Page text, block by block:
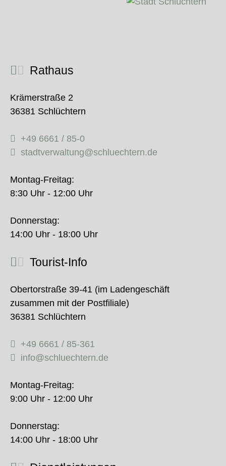
Rathaus
Krämerstraße 2
36381 Schlüchtern
+49 6661 / 85-0
stadtverwaltung@schluechtern.de
Montag-Freitag:
8:30 Uhr - 12:00 Uhr
Donnerstag:
14:00 Uhr - 18:00 Uhr
Tourist-Info
Obertorstraße 39-41 (im Ladengeschäft
zusammen mit der Postfiliale)
36381 Schlüchtern
+49 6661 / 85-361
info@schluechtern.de
Montag-Freitag:
9:00 Uhr - 12:00 Uhr
Donnerstag:
14:00 Uhr - 18:00 Uhr